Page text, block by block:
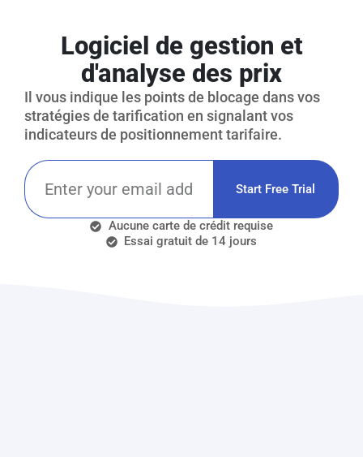
Logiciel de gestion et
d'analyse des prix
Il vous indique les points de blocage dans vos
stratégies de tarification en signalant vos
indicateurs de positionnement tarifaire.
Start Free Trial
Aucune carte de crédit requise
Essai gratuit de 14 jours